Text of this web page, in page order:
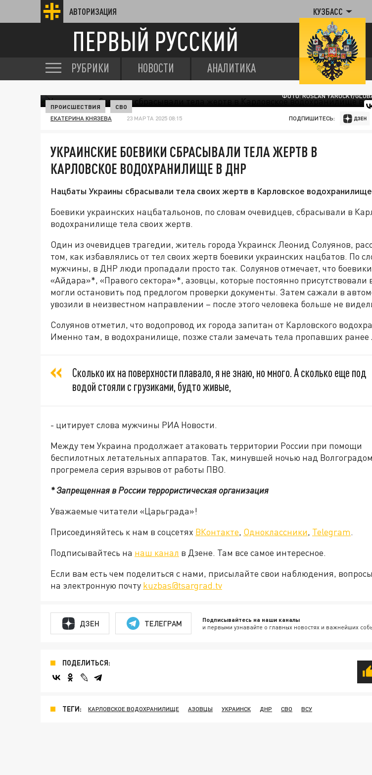
АВТОРИЗАЦИЯ КУЗБАСС
ПЕРВЫЙ РУССКИЙ
РУБРИКИ НОВОСТИ АНАЛИТИКА
ФОТО: RUSLAN YAROCKY/
ПРОИСШЕСТВИЯ СВО
ЕКАТЕРИНА КНЯЗЕВА 23 МАРТА 2025 08:15 ПОДПИШИТЕСЬ:
УКРАИНСКИЕ БОЕВИКИ СБРАСЫВАЛИ ТЕЛА ЖЕРТВ В
КАРЛОВСКОЕ ВОДОХРАНИЛИЩЕ В ДНР
Нацбаты Украины сбрасывали тела своих жертв в Карловское
Боевики украинских нацбатальонов, по словам очевидцев, сбрасывали в
водохранилище тела своих жертв.
Один из очевидцев трагедии, житель города Украинск Леонид Солуянов,
том, как избавлялись от тел своих жертв боевики украинских нацбатов. По
мужчины, в ДНР люди пропадали просто так. Солуянов отмечает, что боевики
«Айдара»*, «Правого сектора»*, азовцы, которые постоянно присутствовали
могли остановить под предлогом проверки документы. Затем сажали в
увозили в неизвестном направлении – после этого человека больше не
Солуянов отметил, что водопровод их города запитан от Карловского
Именно там, в водохранилище, позже стали замечать тела пропавших ранее
Сколько их на поверхности плавало, я не знаю, но много. А сколько еще под
водой стояли с грузиками, будто живые,
- цитирует слова мужчины РИА Новости.
Между тем Украина продолжает атаковать территории России при помощи
беспилотных летательных аппаратов. Так, минувшей ночью над Волгоградом
прогремела серия взрывов от работы ПВО.
* Запрещенная в России террористическая организация
Уважаемые читатели «Царьграда»!
Присоединяйтесь к нам в соцсетях ВКонтакте, Одноклассники, Telegram.
Подписывайтесь на наш канал в Дзене. Там все самое интересное.
Если вам есть чем поделиться с нами, присылайте свои наблюдения,
на электронную почту kuzbas@tsargrad.tv
ДЗЕН ТЕЛЕГРАМ Подписывайтесь на наши каналы
и первыми узнавайте о главных новостях и важнейших
ПОДЕЛИТЬСЯ:
ТЕГИ: КАРЛОВСКОЕ ВОДОХРАНИЛИЩЕ АЗОВЦЫ УКРАИНСК ДНР СВО ВСУ